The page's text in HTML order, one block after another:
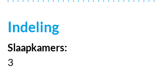
Indeling
Slaapkamers:
3